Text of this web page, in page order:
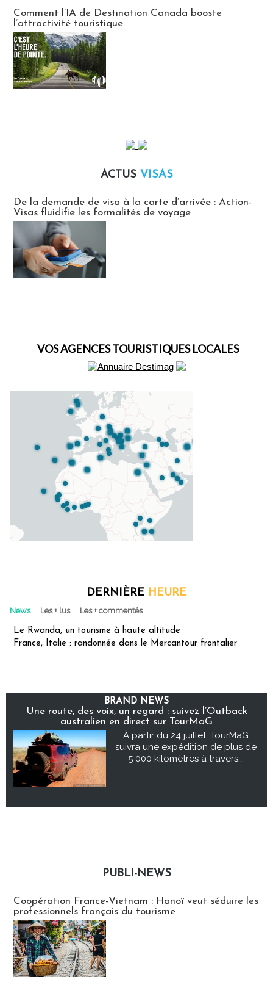
Comment l’IA de Destination Canada booste
l’attractivité touristique
ACTUS VISAS
De la demande de visa à la carte d’arrivée : Action-
Visas fluidifie les formalités de voyage
VOS AGENCES TOURISTIQUES LOCALES
DERNIÈRE HEURE
News Les + lus Les + commentés
Le Rwanda, un tourisme à haute altitude
France, Italie : randonnée dans le Mercantour frontalier
BRAND NEWS
Une route, des voix, un regard : suivez l’Outback
australien en direct sur TourMaG
À partir du 24 juillet, TourMaG
suivra une expédition de plus de
5 000 kilomètres à travers...
PUBLI-NEWS
Coopération France-Vietnam : Hanoï veut séduire les
professionnels français du tourisme